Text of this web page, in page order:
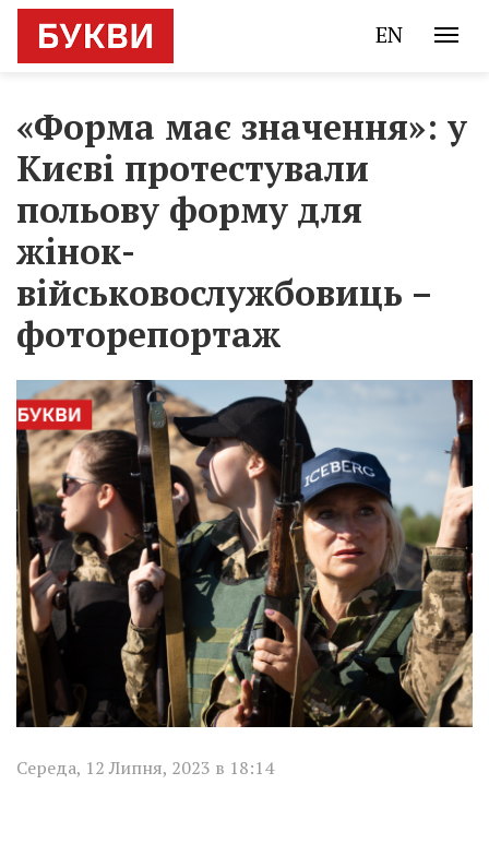
EN
«Форма має значення»: у
Києві протестували
польову форму для
жінок-
військовослужбовиць –
фоторепортаж
Середа, 12 Липня, 2023 в 18:14